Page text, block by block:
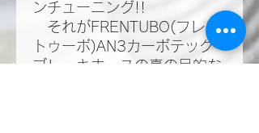
ンチューニング!!​
それがFRENTUBO(フレン
トゥーボ)AN3カーボテック
ブレーキホースの真の目的な